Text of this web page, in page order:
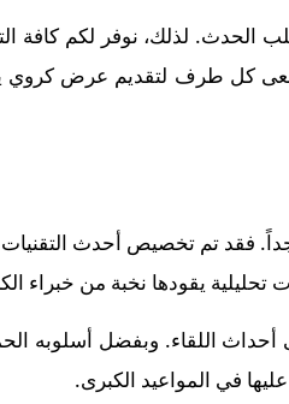
لذلك، نوفر لكم كافة
يسعى كل طرف لتقديم عرض كروي
جداً. فقد تم تخصيص أحدث
يقودها نخبة من خبراء
أحداث اللقاء. وبفضل أسلوبه
في المواعيد الكبرى.